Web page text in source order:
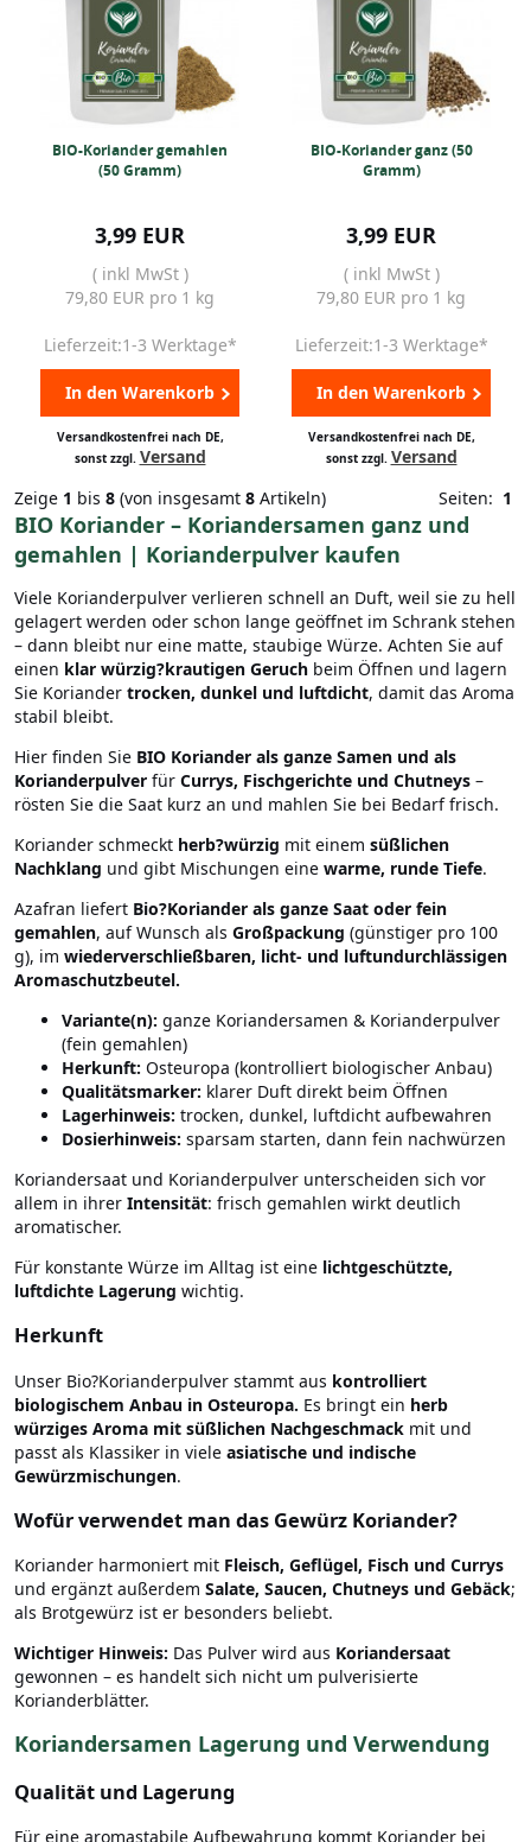
BIO-Koriander gemahlen
(50 Gramm)
3,99 EUR
( inkl MwSt )
79,80 EUR pro 1 kg
Lieferzeit:1-3 Werktage*
In den Warenkorb
Versandkostenfrei nach DE,
sonst zzgl. Versand
BIO-Koriander ganz (50
Gramm)
3,99 EUR
( inkl MwSt )
79,80 EUR pro 1 kg
Lieferzeit:1-3 Werktage*
In den Warenkorb
Versandkostenfrei nach DE,
sonst zzgl. Versand
Zeige 1 bis 8 (von insgesamt 8 Artikeln) Seiten: 1
BIO Koriander – Koriandersamen ganz und
gemahlen | Korianderpulver kaufen
Viele Korianderpulver verlieren schnell an Duft, weil sie zu hell
gelagert werden oder schon lange geöffnet im Schrank stehen
– dann bleibt nur eine matte, staubige Würze. Achten Sie auf
einen klar würzig?krautigen Geruch beim Öffnen und lagern
Sie Koriander trocken, dunkel und luftdicht, damit das Aroma
stabil bleibt.
Hier finden Sie BIO Koriander als ganze Samen und als
Korianderpulver für Currys, Fischgerichte und Chutneys –
rösten Sie die Saat kurz an und mahlen Sie bei Bedarf frisch.
Koriander schmeckt herb?würzig mit einem süßlichen
Nachklang und gibt Mischungen eine warme, runde Tiefe.
Azafran liefert Bio?Koriander als ganze Saat oder fein
gemahlen, auf Wunsch als Großpackung (günstiger pro 100
g), im wiederverschließbaren, licht- und luftundurchlässigen
Aromaschutzbeutel.
Variante(n): ganze Koriandersamen & Korianderpulver
(fein gemahlen)
Herkunft: Osteuropa (kontrolliert biologischer Anbau)
Qualitätsmarker: klarer Duft direkt beim Öffnen
Lagerhinweis: trocken, dunkel, luftdicht aufbewahren
Dosierhinweis: sparsam starten, dann fein nachwürzen
Koriandersaat und Korianderpulver unterscheiden sich vor
allem in ihrer Intensität: frisch gemahlen wirkt deutlich
aromatischer.
Für konstante Würze im Alltag ist eine lichtgeschützte,
luftdichte Lagerung wichtig.
Herkunft
Unser Bio?Korianderpulver stammt aus kontrolliert
biologischem Anbau in Osteuropa. Es bringt ein herb
würziges Aroma mit süßlichen Nachgeschmack mit und
passt als Klassiker in viele asiatische und indische
Gewürzmischungen.
Wofür verwendet man das Gewürz Koriander?
Koriander harmoniert mit Fleisch, Geflügel, Fisch und Currys
und ergänzt außerdem Salate, Saucen, Chutneys und Gebäck;
als Brotgewürz ist er besonders beliebt.
Wichtiger Hinweis: Das Pulver wird aus Koriandersaat
gewonnen – es handelt sich nicht um pulverisierte
Korianderblätter.
Koriandersamen Lagerung und Verwendung
Qualität und Lagerung
Für eine aromastabile Aufbewahrung kommt Koriander bei